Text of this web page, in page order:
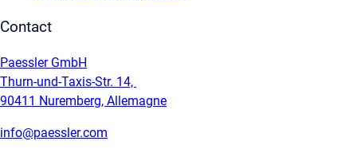
Contact
Paessler GmbH
Thurn-und-Taxis-Str. 14,
90411 Nuremberg, Allemagne
info@paessler.com